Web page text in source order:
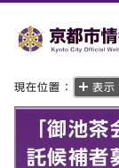
現在位置： 表示
「御池
託候補者